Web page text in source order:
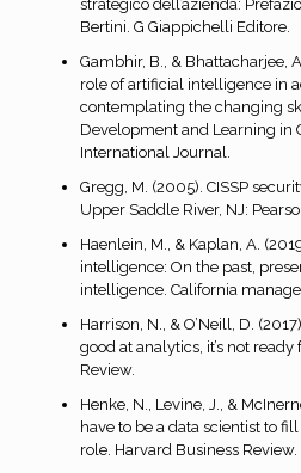
strategico dell’azienda:
Bertini. G Giappichelli Editore.
Gambhir, B., & Bhattacharjee,
role of artificial intelligence in
contemplating the changing
Development and Learning in
International Journal.
Gregg, M. (2005). CISSP
Upper Saddle River, NJ:
Haenlein, M., & Kaplan, A.
intelligence: On the past,
intelligence. California
Harrison, N., & O’Neill, D.
good at analytics, it’s not
Review.
Henke, N., Levine, J., &
have to be a data scientist to
role. Harvard Business Review.